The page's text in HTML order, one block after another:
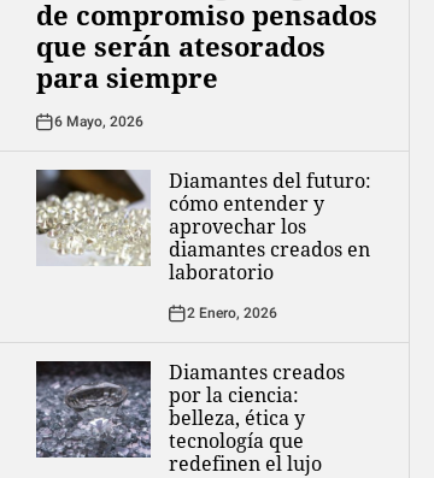
de compromiso pensados
que serán atesorados
para siempre
6 Mayo, 2026
Diamantes del futuro:
cómo entender y
aprovechar los
diamantes creados en
laboratorio
2 Enero, 2026
Diamantes creados
por la ciencia:
belleza, ética y
tecnología que
redefinen el lujo